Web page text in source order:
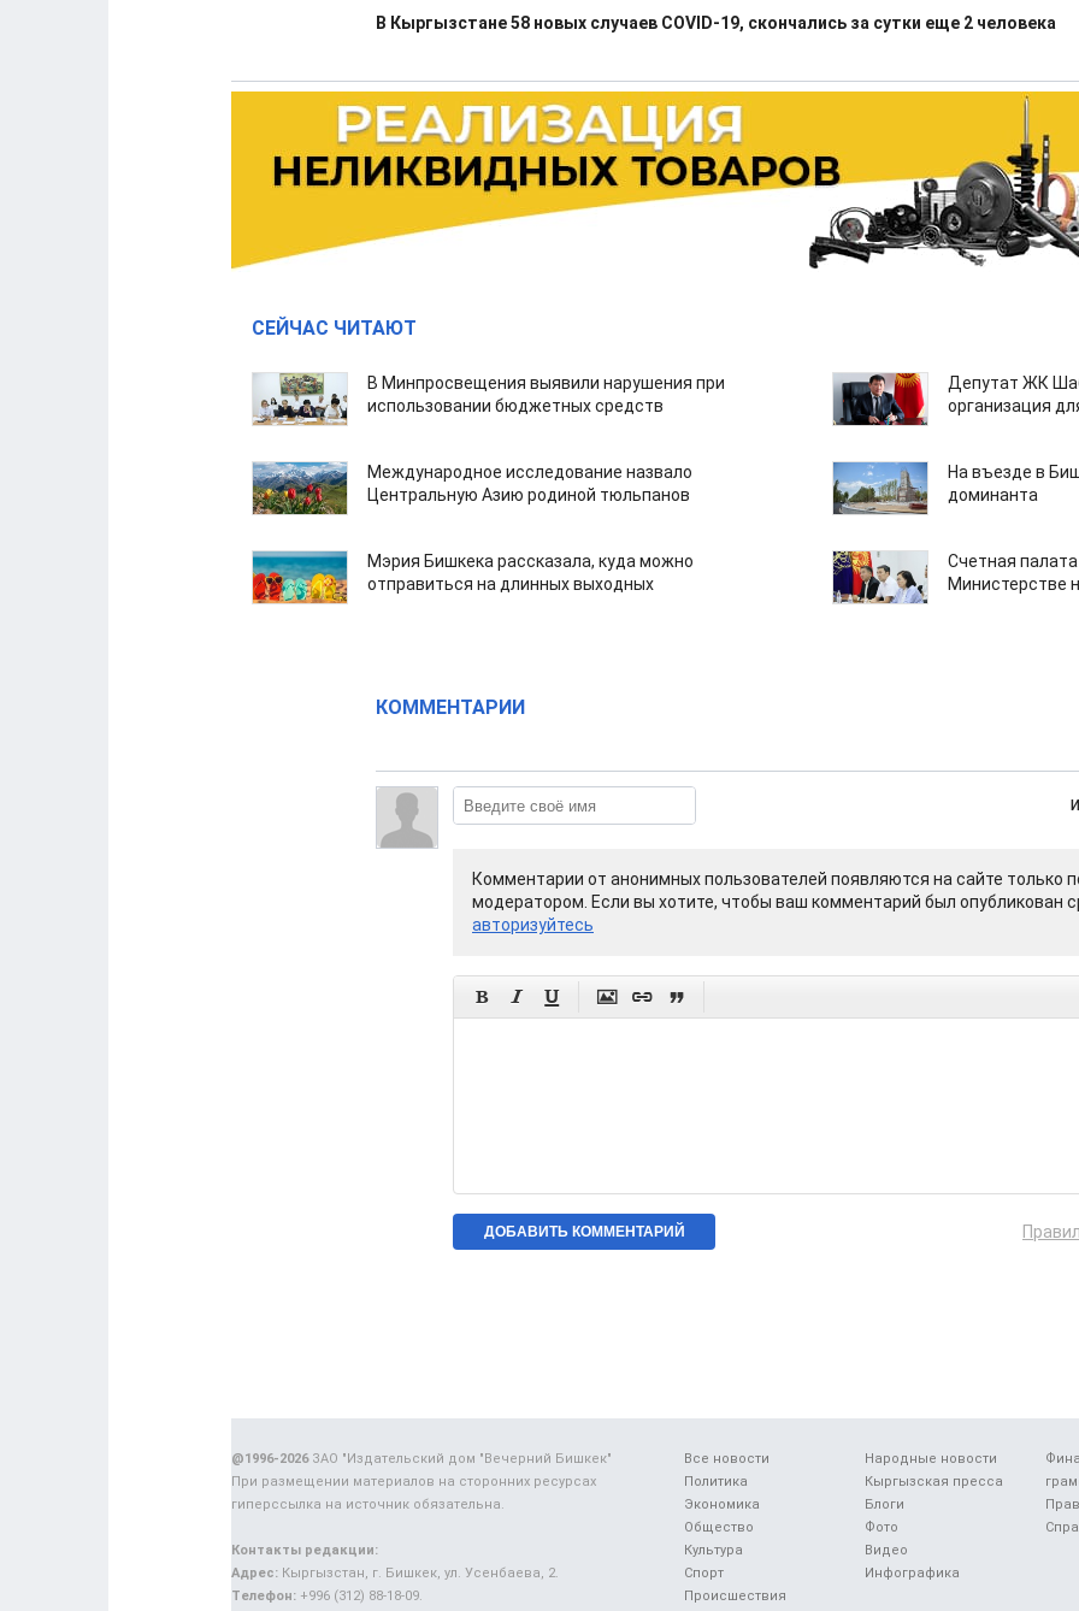
В Кыргызстане 58 новых случаев COVID-19, скончались за сутки еще 2 человека
СЕЙЧАС ЧИТАЮТ
В Минпросвещения выявили нарушения при
использовании бюджетных средств
Депутат ЖК
организация
Международное исследование назвало
Центральную Азию родиной тюльпанов
На въезде в
доминанта
Мэрия Бишкека рассказала, куда можно
отправиться на длинных выходных
Счетная
Министерстве
КОММЕНТАРИИ
Комментарии от анонимных пользователей появляются на сайте только
модератором. Если вы хотите, чтобы ваш комментарий был опубликован
авторизуйтесь
     
Все новости
Политика
Экономика
Общество
Культура
Спорт
Происшествия
Народные новости
Кыргызская пресса
Блоги
Фото
Видео
Инфографика
@1996-2026ЗАО "Издательский дом "Вечерний Бишкек"
При размещении материалов на сторонних ресурсах
гиперссылка на источник обязательна.
Контакты редакции:
Адрес: Кыргызстан, г. Бишкек, ул. Усенбаева, 2.
Телефон: +996 (312) 88-18-09.